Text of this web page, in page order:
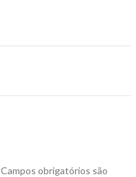
Campos obrigatórios são